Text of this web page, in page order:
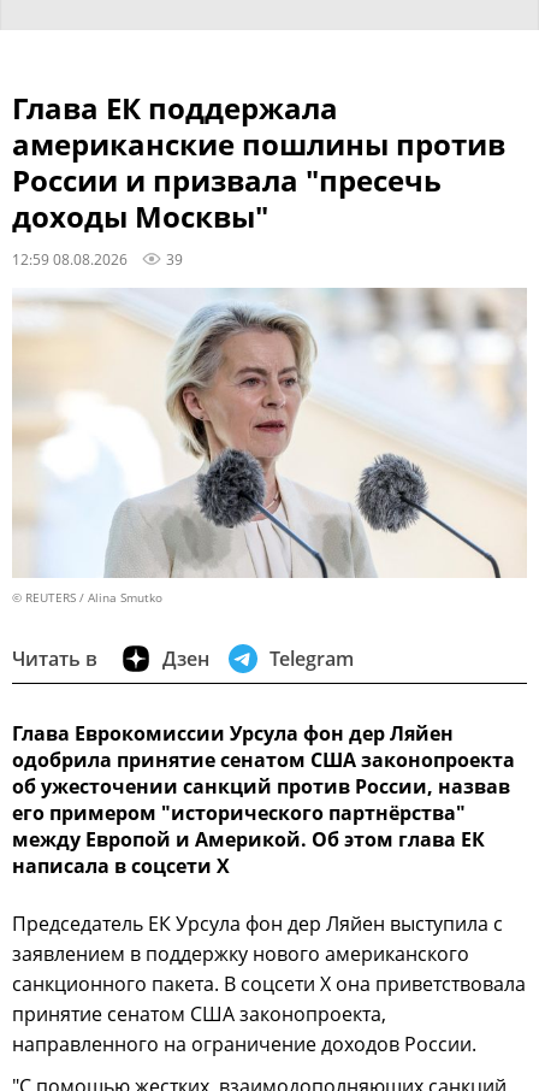
Глава ЕК поддержала
американские пошлины против
России и призвала "пресечь
доходы Москвы"
12:59 08.08.2026 39
© REUTERS / Alina Smutko
Читать в Дзен Telegram
Глава Еврокомиссии Урсула фон дер Ляйен
одобрила принятие сенатом США законопроекта
об ужесточении санкций против России, назвав
его примером "исторического партнёрства"
между Европой и Америкой. Об этом глава ЕК
написала в соцсети X
Председатель ЕК Урсула фон дер Ляйен выступила с
заявлением в поддержку нового американского
санкционного пакета. В соцсети X она приветствовала
принятие сенатом США законопроекта,
направленного на ограничение доходов России.